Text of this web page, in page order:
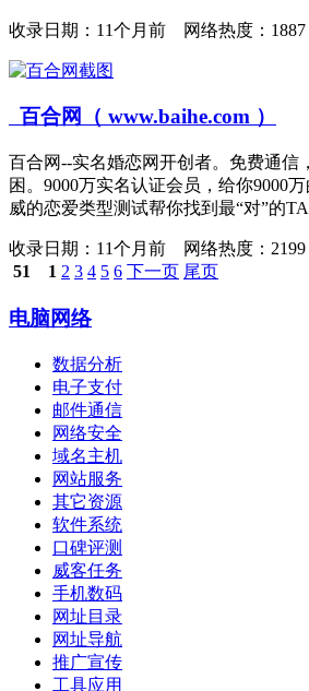
收录日期： 11个月前 网络热度：
百合网（ www.baihe.com ）
百合网--实名婚恋网开创者。免费通信
困。9000万实名认证会员，给你9000
威的恋爱类型测试帮你找到最“对”的
收录日期： 11个月前 网络热度：
51
1 2 3 4 5 6 下一页 尾页
电脑网络
数据分析
电子支付
邮件通信
网络安全
域名主机
网站服务
其它资源
软件系统
口碑评测
威客任务
手机数码
网址目录
网址导航
推广宣传
工具应用